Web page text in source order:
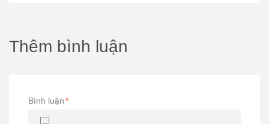
Thêm bình luận
Bình luận*